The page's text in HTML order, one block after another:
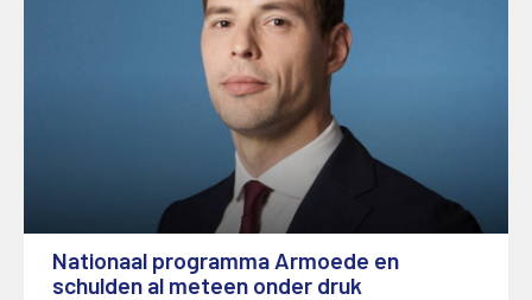
Nationaal programma Armoede en
schulden al meteen onder druk